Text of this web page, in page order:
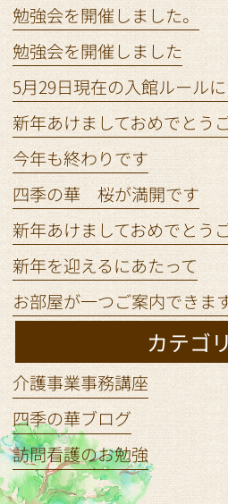
勉強会を開催しました。
勉強会を開催しました
5月29日現在の入館ルール
新年あけましておめでとう
今年も終わりです
四季の華 桜が満開です
新年あけましておめでとう
新年を迎えるにあたって
お部屋が一つご案内できます
カテゴ
介護事業事務講座
四季の華ブログ
訪問看護のお勉強